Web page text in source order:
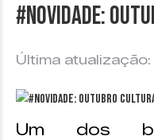
#Novidade:
Última
Um dos